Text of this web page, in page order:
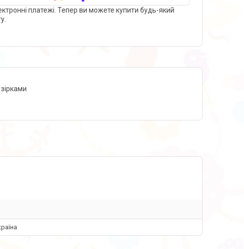
платежі. Тепер ви можете купити будь-який